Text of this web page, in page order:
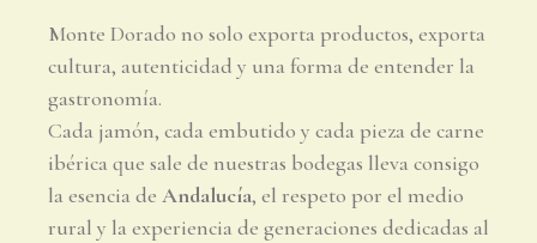
Monte Dorado no solo exporta productos, exporta
cultura, autenticidad y una forma de entender la
gastronomía.
Cada jamón, cada embutido y cada pieza de carne
ibérica que sale de nuestras bodegas lleva consigo
la esencia de Andalucía, el respeto por el medio
rural y la experiencia de generaciones dedicadas al